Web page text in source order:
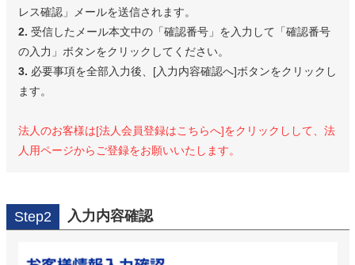
レス確認」メールを送信されます。
2. 受信したメール本文中の「確認番号」を入力して「確認番号
の入力」ボタンをクリックしてください。
3. 必要事項を全部入力後、[入力内容確認へ]ボタンをクリックし
ます。
法人のお客様は[法人会員登録はこちらへ]をクリックしして、法
人用ページからご登録をお願いいたします。
Step2 入力内容確認